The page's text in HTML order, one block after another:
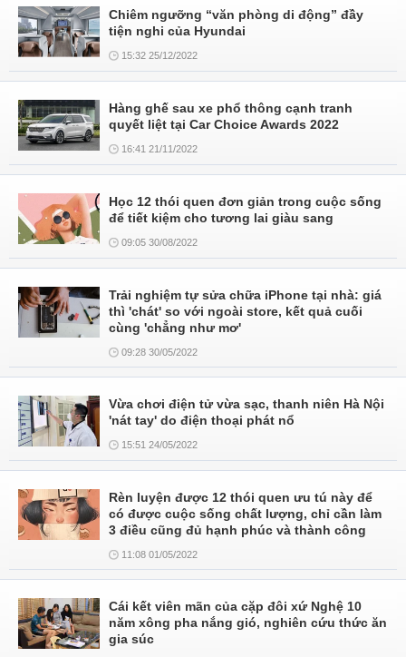
Chiêm ngưỡng “văn phòng di động” đầy
tiện nghi của Hyundai
15:32 25/12/2022
Hàng ghế sau xe phổ thông cạnh tranh
quyết liệt tại Car Choice Awards 2022
16:41 21/11/2022
Học 12 thói quen đơn giản trong cuộc sống
để tiết kiệm cho tương lai giàu sang
09:05 30/08/2022
Trải nghiệm tự sửa chữa iPhone tại nhà: giá
thì 'chát' so với ngoài store, kết quả cuối
cùng 'chẳng như mơ'
09:28 30/05/2022
Vừa chơi điện tử vừa sạc, thanh niên Hà Nội
'nát tay' do điện thoại phát nổ
15:51 24/05/2022
Rèn luyện được 12 thói quen ưu tú này để
có được cuộc sống chất lượng, chỉ cần làm
3 điều cũng đủ hạnh phúc và thành công
11:08 01/05/2022
Cái kết viên mãn của cặp đôi xứ Nghệ 10
năm xông pha nắng gió, nghiên cứu thức ăn
gia súc